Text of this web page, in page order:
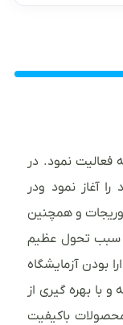
از سال 1392 شروع به فعالیت نمود. در
را آغاز نمود ودر
و همچنین
سبب تحول عظیم
بودن آزمایشگاه
با بهره گیری از
باکیفیت